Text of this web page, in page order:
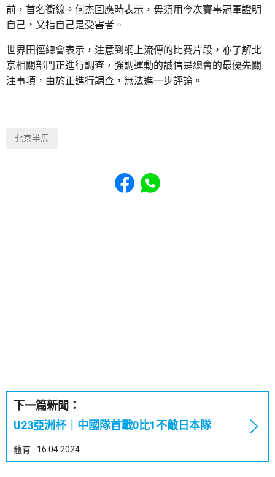
前，首名衝線。何杰回應時表示，毋須用今次賽事冠軍證明
自己，又指自己是受害者。
世界田徑總會表示，注意到網上流傳的比賽片段，亦了解北
京相關部門正進行調查，強調運動的誠信是總會的最優先關
注事項，由於正進行調查，無法進一步評論。
北京半馬
Share to Facebook
Share to WhatsApp
下一篇新聞：
U23亞洲杯｜中國隊首戰0比1不敵日本隊
體育 16.04.2024